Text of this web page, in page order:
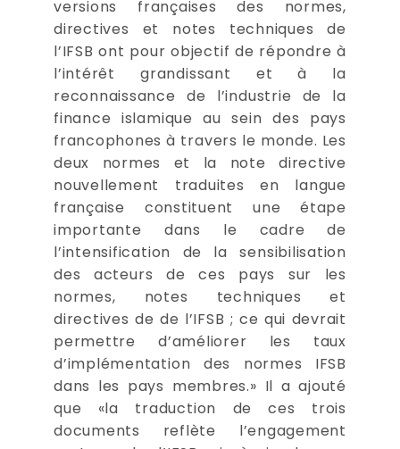
versions françaises des normes,
directives et notes techniques de
l’IFSB ont pour objectif de répondre à
l’intérêt grandissant et à la
reconnaissance de l’industrie de la
finance islamique au sein des pays
francophones à travers le monde. Les
deux normes et la note directive
nouvellement traduites en langue
française constituent une étape
importante dans le cadre de
l’intensification de la sensibilisation
des acteurs de ces pays sur les
normes, notes techniques et
directives de de l’IFSB ; ce qui devrait
permettre d’améliorer les taux
d’implémentation des normes IFSB
dans les pays membres.» Il a ajouté
que «la traduction de ces trois
documents reflète l’engagement